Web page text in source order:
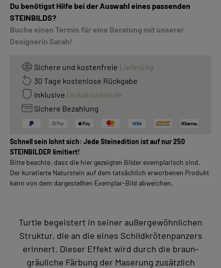
Du benötigst Hilfe bei der Auswahl eines passenden
STEINBILDS?
Buche einen Termin für eine Beratung mit unserer
Designerin Sarah!
Sichere und kostenfreie Lieferung
30 Tage kostenlose Rückgabe
Inklusive Unikatsurkunde
Sichere Bezahlung
Schnell sein lohnt sich: Jede Steinedition ist auf nur 250
STEINBILDER limitiert!
Bitte beachte, dass die hier gezeigten Bilder exemplarisch sind.
Der kuratierte Naturstein auf dem tatsächlich erworbenen Produkt
kann von dem dargestellten Exemplar-Bild abweichen.
Turtle begeistert in seiner außergewöhnlichen
Struktur, die an die eines Schildkrötenpanzers
erinnert. Dieser Effekt wird durch die braun-
gräuliche Färbung der Maserung zusätzlich